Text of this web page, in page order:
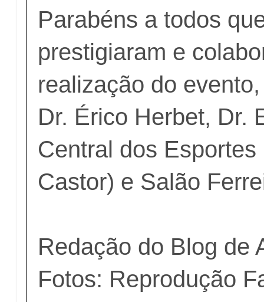
Parabéns a todos
prestigiaram e
realização do
Dr. Érico Herbet, Dr.
Central dos
Castor) e Salão
Redação do Blog de
Fotos: Reprodução